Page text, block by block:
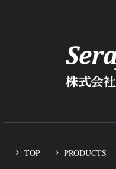
TOP PRODUCTS